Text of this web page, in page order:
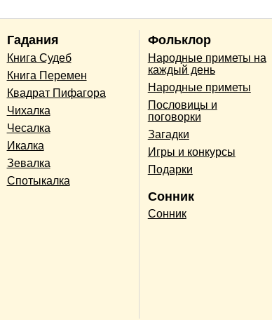
Гадания
Книга Судеб
Книга Перемен
Квадрат Пифагора
Чихалка
Чесалка
Икалка
Зевалка
Спотыкалка
Фольклор
Народные приметы на
каждый день
Народные приметы
Пословицы и
поговорки
Загадки
Игры и конкурсы
Подарки
Сонник
Сонник